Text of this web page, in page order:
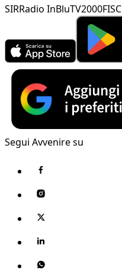
SIRRadio InBluTV2000FISC
Segui Avvenire su